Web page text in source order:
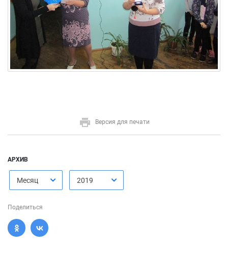
Версия для печати
АРХИВ
Месяц 2019
Поделиться